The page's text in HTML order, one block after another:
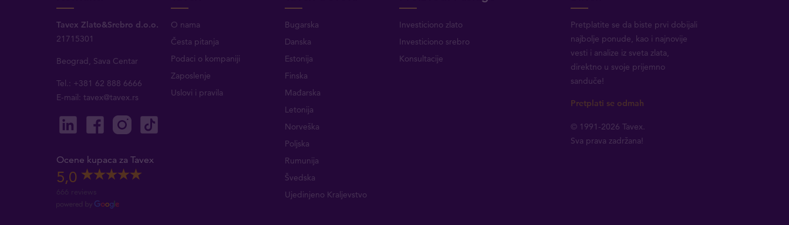
Tavex Zlato&Srebro d.o.o.
21715301
Beograd, Sava Centar
Tel.: +381 62 888 6666
E-mail:tavex@tavex.rs
Ocene kupaca za Tavex
5,0
666 reviews
O nama
Česta pitanja
Podaci o kompaniji
Zaposlenje
Uslovi i pravila
Bugarska
Danska
Estonija
Finska
Mađarska
Letonija
Norveška
Poljska
Rumunija
Švedska
Ujedinjeno Kraljevstvo
Investiciono zlato
Investiciono srebro
Konsultacije
Pretplatite se da biste prvi dobijali
najbolje ponude, kao i najnovije
vesti i analize iz sveta zlata,
direktno u svoje prijemno
sanduče!
Pretplati se odmah
© 1991-2026 Tavex.
Sva prava zadržana!